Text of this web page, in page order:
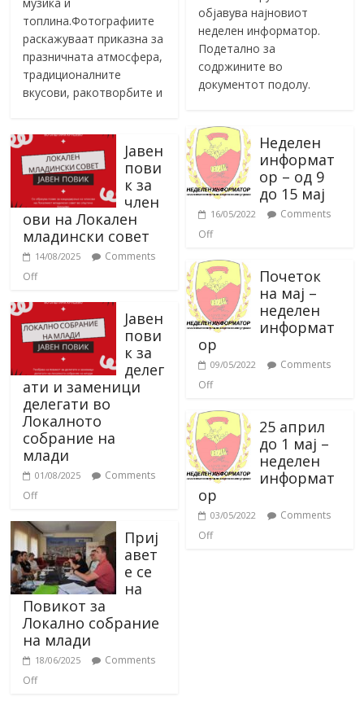
топлина.Фотографиите
раскажуваат приказна за
празничната атмосфера,
традиционалните
вкусови, ракотворбите и
Јавен
пови
к за
член
ови на Локален
младински совет
14/08/2025
Comments
Off
Јавен
пови
к за
делег
ати и заменици
делегати во
Локалното
собрание на
млади
01/08/2025
Comments
Off
Приј
авет
е се
на
Повикот за
Локално собрание
на млади
18/06/2025
Comments
Off
објавува најновиот
неделен информатор.
Подетално за
содржините во
документот подолу.
Неделен
информат
ор – од 9
до 15 мај
16/05/2022
Comments
Off
Почеток
на мај –
неделен
информат
ор
09/05/2022
Comments
Off
25 април
до 1 мај –
неделен
информат
ор
03/05/2022
Comments
Off